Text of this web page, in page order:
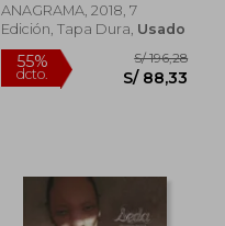
ANAGRAMA, 2018, 7
Edición, Tapa Dura, Usado